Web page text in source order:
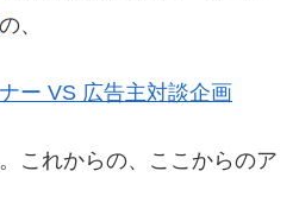
の、
ー VS 広告主対談企画
これからの、ここからのア